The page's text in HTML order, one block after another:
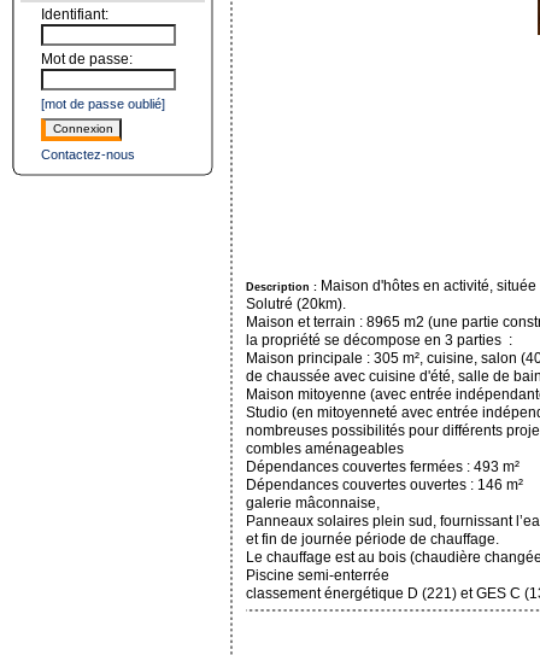
Identifiant:
Mot de passe:
[mot de passe oublié]
Connexion
Contactez-nous
Description : Maison d'hôtes en activité,
Solutré (20km).
Maison et terrain : 8965 m2 (une partie
la propriété se décompose en 3 parties :
Maison principale : 305 m², cuisine, salon
de chaussée avec cuisine d'été, salle de
Maison mitoyenne (avec entrée
Studio (en mitoyenneté avec entrée
nombreuses possibilités pour différents
combles aménageables
Dépendances couvertes fermées : 493 m²
Dépendances couvertes ouvertes : 146 m²
galerie mâconnaise,
Panneaux solaires plein sud, fournissant
et fin de journée période de chauffage.
Le chauffage est au bois (chaudière
Piscine semi-enterrée
classement énergétique D (221) et GES C